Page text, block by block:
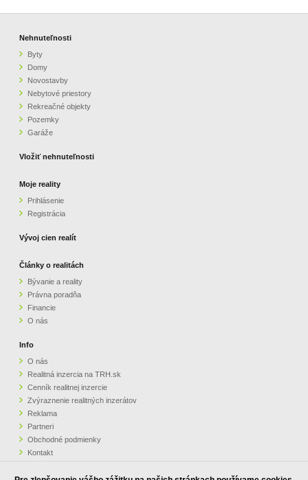
Nehnuteľnosti
Byty
Domy
Novostavby
Nebytové priestory
Rekreačné objekty
Pozemky
Garáže
Vložiť nehnuteľnosti
Moje reality
Prihlásenie
Registrácia
Vývoj cien realít
Články o realitách
Bývanie a reality
Právna poradňa
Financie
O nás
Info
O nás
Realitná inzercia na TRH.sk
Cenník realitnej inzercie
Zvýraznenie realitných inzerátov
Reklama
Partneri
Obchodné podmienky
Kontakt